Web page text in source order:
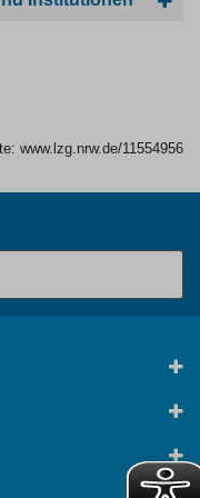
www.lzg.nrw.de/11554956